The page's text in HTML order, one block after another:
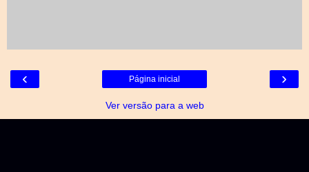
‹ ›
Página inicial
Ver versão para a web